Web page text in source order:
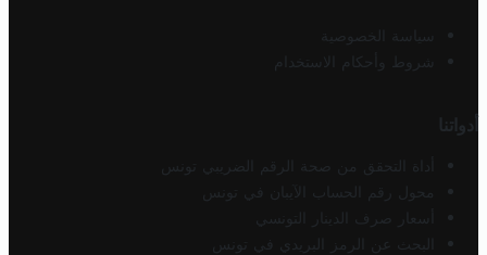
سياسة الخصوصية
شروط وأحكام الاستخدام
أدواتنا
أداة التحقق من صحة الرقم الضريبي تونس
محول رقم الحساب الآيبان في تونس
أسعار صرف الدينار التونسي
البحث عن الرمز البريدي في تونس